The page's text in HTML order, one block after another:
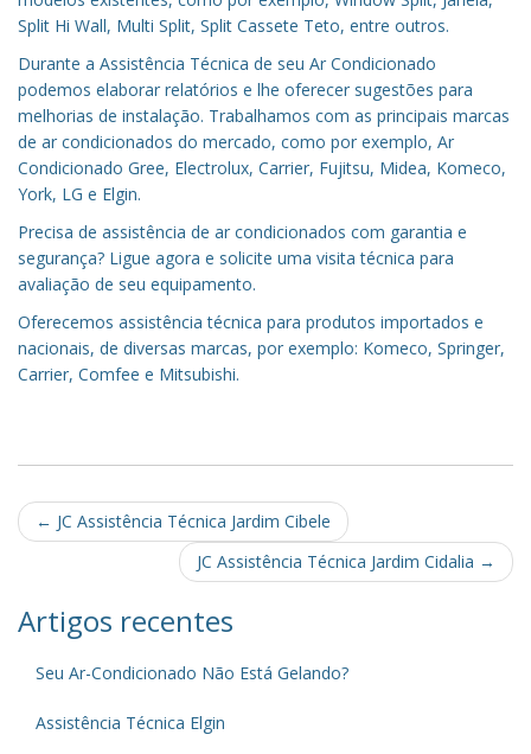
Split Hi Wall, Multi Split, Split Cassete Teto, entre outros.
Durante a Assistência Técnica de seu Ar Condicionado
podemos elaborar relatórios e lhe oferecer sugestões para
melhorias de instalação. Trabalhamos com as principais marcas
de ar condicionados do mercado, como por exemplo, Ar
Condicionado Gree, Electrolux, Carrier, Fujitsu, Midea, Komeco,
York, LG e Elgin.
Precisa de assistência de ar condicionados com garantia e
segurança? Ligue agora e solicite uma visita técnica para
avaliação de seu equipamento.
Oferecemos assistência técnica para produtos importados e
nacionais, de diversas marcas, por exemplo: Komeco, Springer,
Carrier, Comfee e Mitsubishi.
Post
navigation
← JC Assistência Técnica Jardim Cibele
JC Assistência Técnica Jardim Cidalia →
Artigos recentes
Seu Ar-Condicionado Não Está Gelando?
Assistência Técnica Elgin